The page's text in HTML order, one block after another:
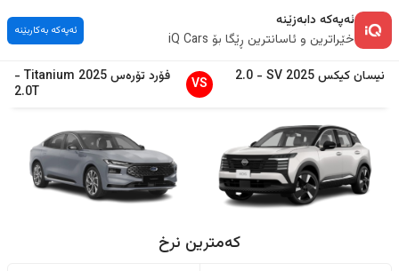
ئەپەکە دابەزێنە
خێراترین و ئاسانترین ڕێگا بۆ iQ Cars
ئەپەکە بەکاربێنە
نیسانکیکس2025
SV
-
2.0
VS فۆردتۆرەس2025
Titanium
-
2.0T
کەمترین نرخ